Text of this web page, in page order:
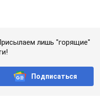
лишь "горящие"
Подписаться